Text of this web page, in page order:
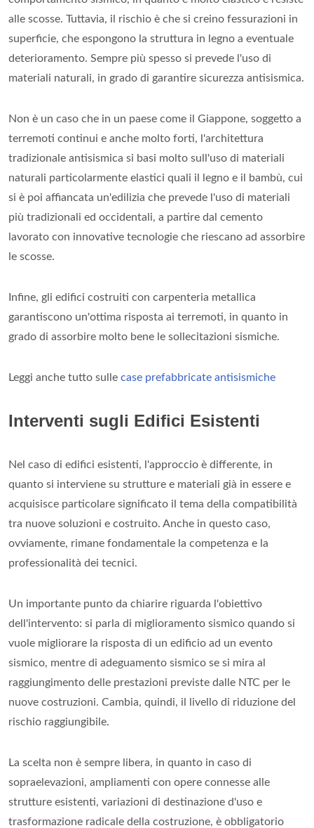
alle scosse. Tuttavia, il rischio è che si creino fessurazioni in
superficie, che espongono la struttura in legno a eventuale
deterioramento. Sempre più spesso si prevede l'uso di
materiali naturali, in grado di garantire sicurezza antisismica.
Non è un caso che in un paese come il Giappone, soggetto a
terremoti continui e anche molto forti, l'architettura
tradizionale antisismica si basi molto sull'uso di materiali
naturali particolarmente elastici quali il legno e il bambù, cui
si è poi affiancata un'edilizia che prevede l'uso di materiali
più tradizionali ed occidentali, a partire dal cemento
lavorato con innovative tecnologie che riescano ad assorbire
le scosse.
Infine, gli edifici costruiti con carpenteria metallica
garantiscono un'ottima risposta ai terremoti, in quanto in
grado di assorbire molto bene le sollecitazioni sismiche.
Leggi anche tutto sulle case prefabbricate antisismiche
Interventi sugli Edifici Esistenti
Nel caso di edifici esistenti, l'approccio è differente, in
quanto si interviene su strutture e materiali già in essere e
acquisisce particolare significato il tema della compatibilità
tra nuove soluzioni e costruito. Anche in questo caso,
ovviamente, rimane fondamentale la competenza e la
professionalità dei tecnici.
Un importante punto da chiarire riguarda l'obiettivo
dell'intervento: si parla di miglioramento sismico quando si
vuole migliorare la risposta di un edificio ad un evento
sismico, mentre di adeguamento sismico se si mira al
raggiungimento delle prestazioni previste dalle NTC per le
nuove costruzioni. Cambia, quindi, il livello di riduzione del
rischio raggiungibile.
La scelta non è sempre libera, in quanto in caso di
sopraelevazioni, ampliamenti con opere connesse alle
strutture esistenti, variazioni di destinazione d'uso e
trasformazione radicale della costruzione, è obbligatorio